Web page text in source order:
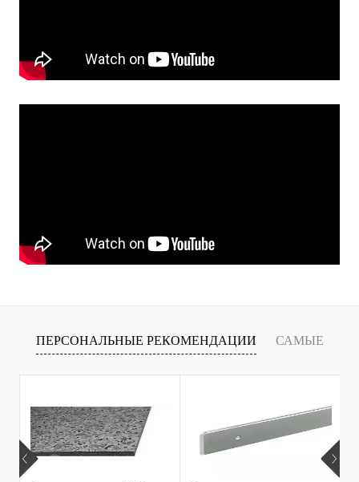
ПЕРСОНАЛЬНЫЕ РЕКОМЕНДАЦИИ САМЫЕ
ПРОДАВАЕМЫЕ ТОВАРЫ